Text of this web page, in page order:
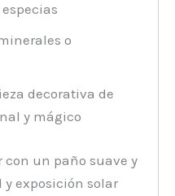
o
decorativa de
y mágico
con un paño suave y
exposición solar